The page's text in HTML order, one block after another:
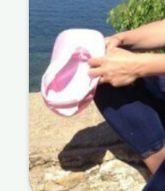
courriels,
ainsi que
que vous
ces
Je reçois
Votre adresse email
pour vous envoyer
commerciales
désinscrire en
dans la newsletter.
prenez connaissance